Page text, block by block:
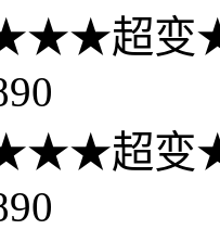
超变
超变